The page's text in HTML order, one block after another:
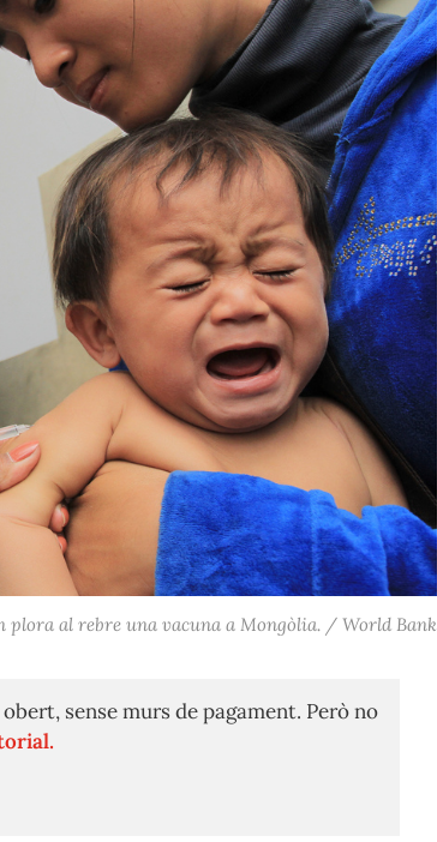
plora al rebre una vacuna a Mongòlia. / World Bank
sense murs de pagament. Però no